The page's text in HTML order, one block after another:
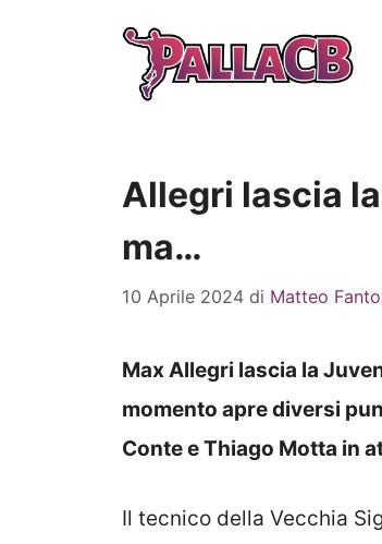
Allegri lascia
ma…
10 Aprile 2024 di Matteo
Max Allegri lascia la
momento apre diversi
Conte e Thiago Motta in
Il tecnico della Vecchia